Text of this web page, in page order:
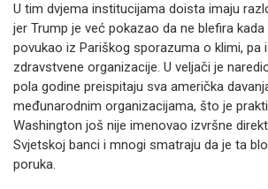
U tim dvjema institucijama doista imaju
jer Trump je već pokazao da ne blefira
povukao iz Pariškog sporazuma o klimi, pa
zdravstvene organizacije. U veljači je
pola godine preispitaju sva američka
međunarodnim organizacijama, što je
Washington još nije imenovao izvršne
Svjetskoj banci i mnogi smatraju da je ta
poruka.